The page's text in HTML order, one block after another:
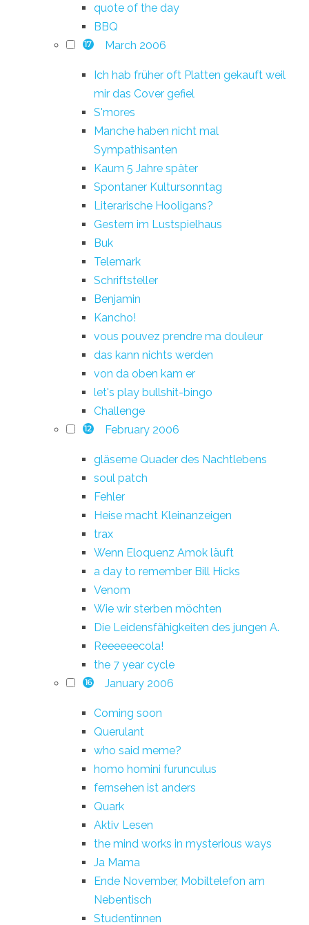
quote of the day
BBQ
17 March 2006
Ich hab früher oft Platten gekauft weil
mir das Cover gefiel
S'mores
Manche haben nicht mal
Sympathisanten
Kaum 5 Jahre später
Spontaner Kultursonntag
Literarische Hooligans?
Gestern im Lustspielhaus
Buk
Telemark
Schriftsteller
Benjamin
Kancho!
vous pouvez prendre ma douleur
das kann nichts werden
von da oben kam er
let's play bullshit-bingo
Challenge
12 February 2006
gläserne Quader des Nachtlebens
soul patch
Fehler
Heise macht Kleinanzeigen
trax
Wenn Eloquenz Amok läuft
a day to remember Bill Hicks
Venom
Wie wir sterben möchten
Die Leidensfähigkeiten des jungen A.
Reeeeeecola!
the 7 year cycle
16 January 2006
Coming soon
Querulant
who said meme?
homo homini furunculus
fernsehen ist anders
Quark
Aktiv Lesen
the mind works in mysterious ways
Ja Mama
Ende November, Mobiltelefon am
Nebentisch
Studentinnen